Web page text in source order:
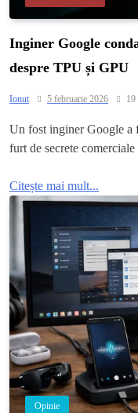
Inginer Google
despre TPU și GPU
Ionut 5 februarie 2026 19
Un fost inginer Google a
furt de secrete
Citește mai mult...
Opinie